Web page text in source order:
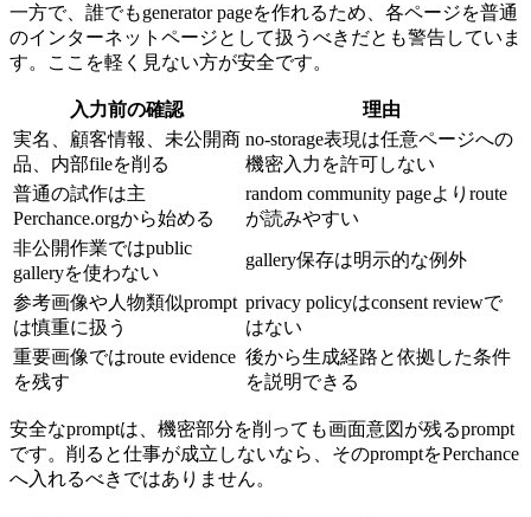
一方で、誰でもgenerator pageを作れるため、各ページを普通
のインターネットページとして扱うべきだとも警告していま
す。ここを軽く見ない方が安全です。
入力前の確認
理由
実名、顧客情報、未公開商
品、内部fileを削る
no-storage表現は任意ページへの
機密入力を許可しない
普通の試作は主
Perchance.orgから始める
random community pageよりroute
が読みやすい
非公開作業ではpublic
galleryを使わない
gallery保存は明示的な例外
参考画像や人物類似prompt
は慎重に扱う
privacy policyはconsent reviewで
はない
重要画像ではroute evidence
を残す
後から生成経路と依拠した条件
を説明できる
安全なpromptは、機密部分を削っても画面意図が残るprompt
です。削ると仕事が成立しないなら、そのpromptをPerchance
へ入れるべきではありません。